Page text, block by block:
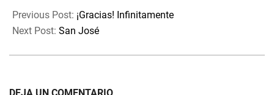
03-
18
Previous Post: ¡Gracias! Infinitamente
Next Post: San José